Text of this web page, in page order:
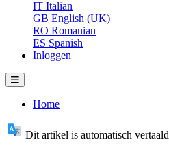
IT Italian
GB English (UK)
RO Romanian
ES Spanish
Inloggen
Home
Dit artikel is automatisch vertaald